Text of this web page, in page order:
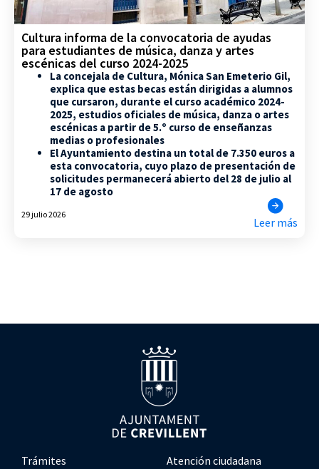
Cultura informa de la convocatoria de ayudas
para estudiantes de música, danza y artes
escénicas del curso 2024-2025
La concejala de Cultura, Mónica San Emeterio Gil,
explica que estas becas están dirigidas a alumnos
que cursaron, durante el curso académico 2024-
2025, estudios oficiales de música, danza o artes
escénicas a partir de 5.º curso de enseñanzas
medias o profesionales
El Ayuntamiento destina un total de 7.350 euros a
esta convocatoria, cuyo plazo de presentación de
solicitudes permanecerá abierto del 28 de julio al
17 de agosto
29 julio 2026
Leer más
Trámites
Atención ciudadana